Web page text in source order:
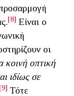
[8] Είναι ο
οι
κοινή οπτική
ιδίως σε
Τότε